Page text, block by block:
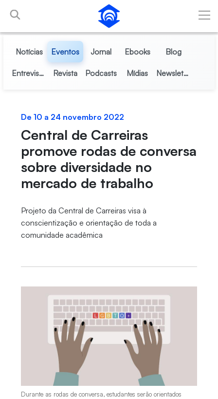
Pular para o Conteúdo principal
Notícias Eventos Jornal Ebooks Blog
Entrevistas Revista Podcasts Mídias Newsletter
De 10 a 24 novembro 2022
Central de Carreiras
promove rodas de conversa
sobre diversidade no
mercado de trabalho
Projeto da Central de Carreiras visa à
conscientização e orientação de toda a
comunidade acadêmica
Durante as rodas de conversa, estudantes serão orientados